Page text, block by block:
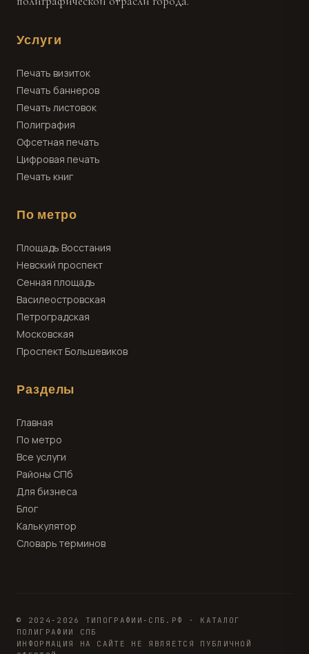
Услуги
Печать визиток
Печать баннеров
Печать листовок
Полиграфия
Офсетная печать
Цифровая печать
Печать книг
По метро
Площадь Восстания
Невский проспект
Сенная площадь
Василеостровская
Петроградская
Московская
Проспект Большевиков
Разделы
Главная
По метро
Все услуги
Районы СПб
Для бизнеса
Блог
Калькулятор
Словарь терминов
© 2024-2026 ТИПОГРАФИИ-СПБ.РФ · КАТАЛОГ
ПОЛИГРАФИИ СПБ
ИНФОРМАЦИЯ НА САЙТЕ НЕ ЯВЛЯЕТСЯ ПУБЛИЧНОЙ